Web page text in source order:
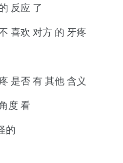
反应 了
喜欢 对方 的 牙疼
是否 有 其他 含义
度 看
的